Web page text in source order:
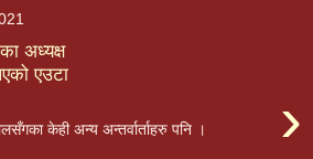
अध्यक्ष
एउटा
›
केही अन्य अन्तर्वार्ताहरु पनि ।